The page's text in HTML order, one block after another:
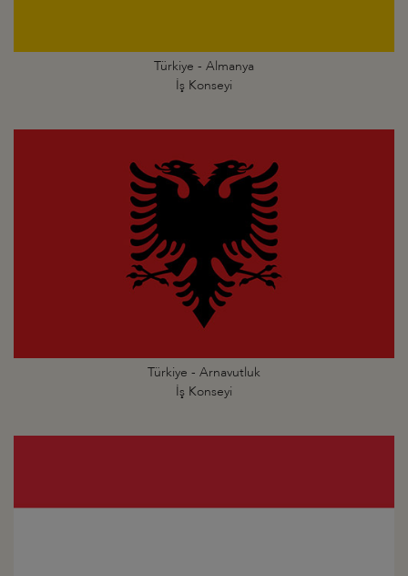
Türkiye - Almanya
İş Konseyi
Türkiye - Arnavutluk
İş Konseyi